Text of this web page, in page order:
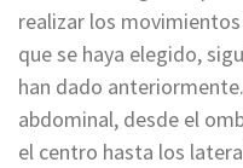
realizar los
que se haya elegido,
han dado
abdominal, desde el
el centro hasta los